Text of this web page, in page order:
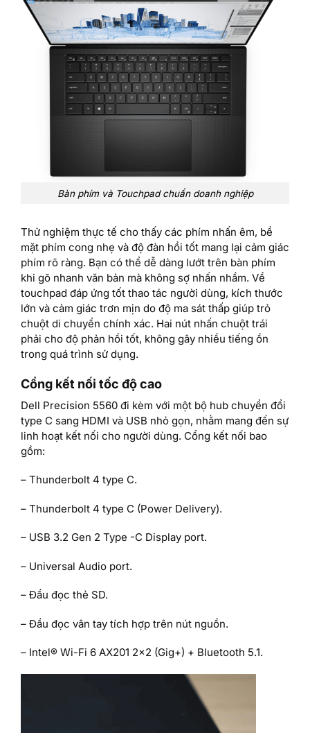
Bàn phím và Touchpad chuẩn doanh nghiệp
Thử nghiệm thực tế cho thấy các phím nhấn êm, bề
mặt phím cong nhẹ và độ đàn hồi tốt mang lại cảm giác
phím rõ ràng. Bạn có thể dễ dàng lướt trên bàn phím
khi gõ nhanh văn bản mà không sợ nhấn nhầm. Về
touchpad đáp ứng tốt thao tác người dùng, kích thước
lớn và cảm giác trơn mịn do độ ma sát thấp giúp trỏ
chuột di chuyển chính xác. Hai nút nhấn chuột trái
phải cho độ phản hồi tốt, không gây nhiều tiếng ồn
trong quá trình sử dụng.
Cổng kết nối tốc độ cao
Dell Precision 5560 đi kèm với một bộ hub chuyển đổi
type C sang HDMI và USB nhỏ gọn, nhằm mang đến sự
linh hoạt kết nối cho người dùng. Cổng kết nối bao
gồm:
– Thunderbolt 4 type C.
– Thunderbolt 4 type C (Power Delivery).
– USB 3.2 Gen 2 Type -C Display port.
– Universal Audio port.
– Đầu đọc thẻ SD.
– Đầu đọc vân tay tích hợp trên nút nguồn.
– Intel® Wi-Fi 6 AX201 2×2 (Gig+) + Bluetooth 5.1.